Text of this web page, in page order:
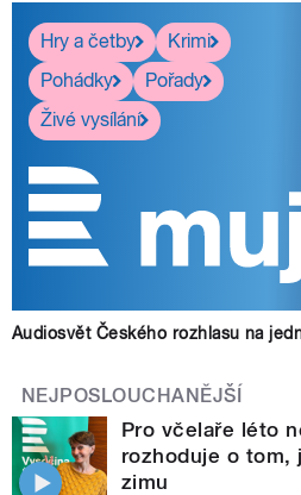
Hry a četby
Krimi
Pohádky
Pořady
Živé vysílání
Audiosvět Českého rozhlasu na
NEJPOSLOUCHANĚJŠÍ
Pro včelaře léto
rozhoduje o
zimu